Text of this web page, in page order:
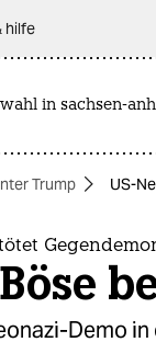
hilfe
in sachsen-
Trump US-
Demo